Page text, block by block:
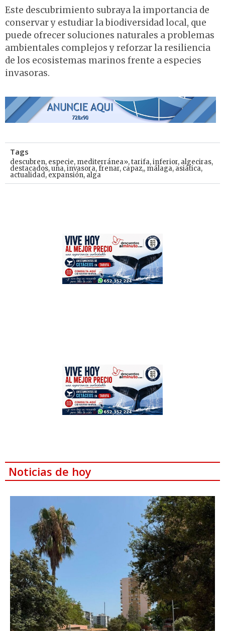
Este descubrimiento subraya la importancia de
conservar y estudiar la biodiversidad local, que
puede ofrecer soluciones naturales a problemas
ambientales complejos y reforzar la resiliencia
de los ecosistemas marinos frente a especies
invasoras.
Tags
descubren, especie, mediterránea»,tarifa,inferior, algeciras,
destacados,una,invasora,frenar, capaz,, málaga, asiática,
actualidad, expansión, alga
Noticias de hoy